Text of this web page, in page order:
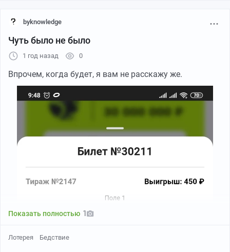
byknowledge
Чуть было не было
1 год назад 0
Впрочем, когда будет, я вам не расскажу же.
Показать полностью 1
Лотерея Бедствие